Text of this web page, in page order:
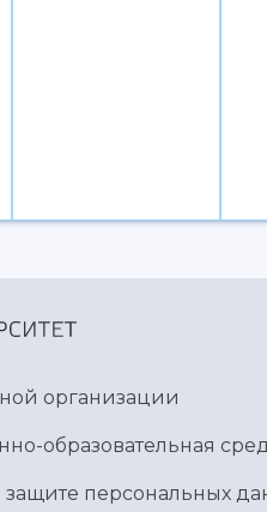
организации
образовательная
персональных